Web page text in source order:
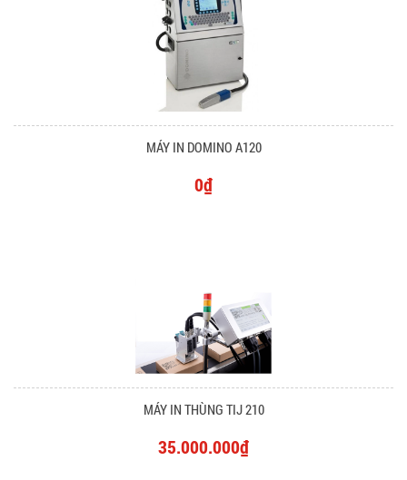
MÁY IN DOMINO A120
0₫
MÁY IN THÙNG TIJ 210
35.000.000₫